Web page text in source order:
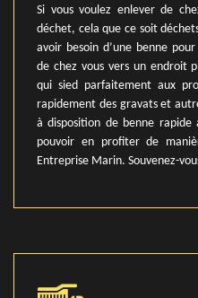
Si vous voulez enlever de
déchet, cela que ce soit
avoir besoin d’une benne
de chez vous vers un endroit
qui sied parfaitement aux
rapidement des gravats et
à disposition de benne rapide
pouvoir en profiter de
Entreprise Marin. Souvenez-